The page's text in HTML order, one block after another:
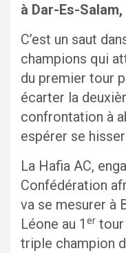
à Dar-Es-
C’est un saut
champions qui
du premier tour
écarter la
confrontation à
espérer se
La Hafia AC,
Confédération
va se mesurer à
Léone au 1 er tour
triple champion